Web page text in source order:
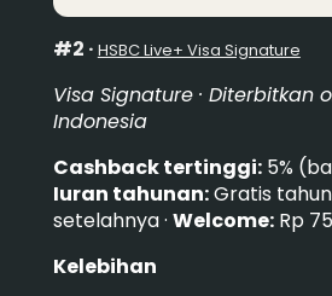
#2 · HSBC Live+ Visa Signature
Visa Signature · Diterbitkan
Indonesia
Cashback tertinggi:5%
Iuran tahunan:Gratis tahun
setelahnya · Welcome:Rp
Kelebihan